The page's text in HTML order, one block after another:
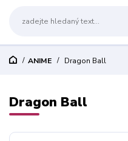
ANIME Dragon Ball
Dragon Ball